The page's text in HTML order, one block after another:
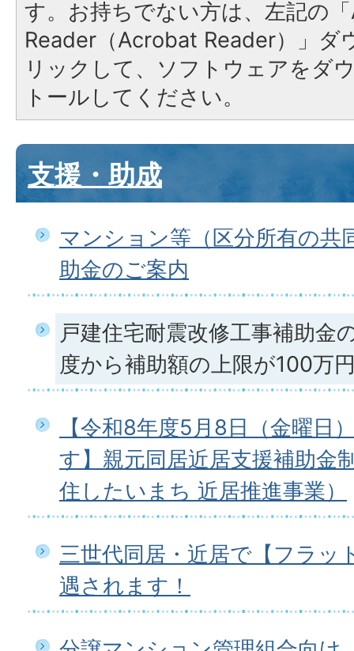
す。お持ちでない方は、左記の
Reader（Acrobat Reader）」ダ
リックして、ソフトウェアをダ
トールしてください。
支援・助成
マンション等（区分所有の共
助金のご案内
戸建住宅耐震改修工事補助金
度から補助額の上限が100万
【令和8年度5月8日（金曜日
す】親元同居近居支援補助金
住したいまち 近居推進事業）
三世代同居・近居で【フラッ
遇されます！